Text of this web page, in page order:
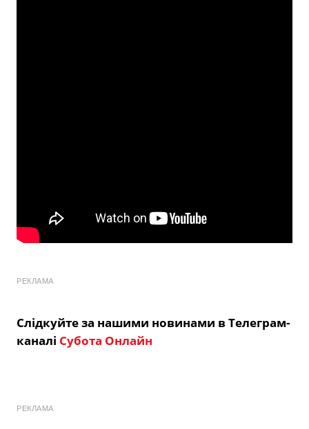
РЕКЛАМА
Слідкуйте за нашими новинами в Телеграм-
каналі Субота Онлайн
РЕКЛАМА